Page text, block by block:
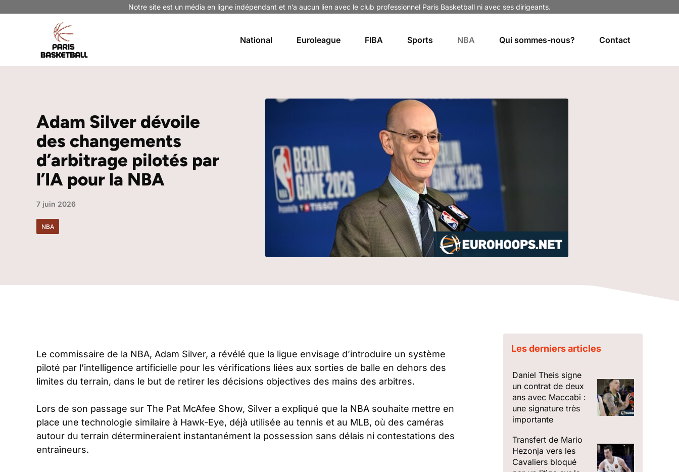
Notre site est un média en ligne indépendant et n’a aucun lien avec le club professionnel Paris Basketball ni avec ses dirigeants.
National Euroleague FIBA Sports NBA Qui sommes-nous? Contact
Adam Silver dévoile
des changements
d’arbitrage pilotés par
l’IA pour la NBA
7 juin 2026
NBA
Le commissaire de la NBA, Adam Silver, a révélé que la ligue envisage d’introduire un système
piloté par l’intelligence artificielle pour les vérifications liées aux sorties de balle en dehors des
limites du terrain, dans le but de retirer les décisions objectives des mains des arbitres.
Lors de son passage sur The Pat McAfee Show, Silver a expliqué que la NBA souhaite mettre en
place une technologie similaire à Hawk-Eye, déjà utilisée au tennis et au MLB, où des caméras
autour du terrain détermineraient instantanément la possession sans délais ni contestations des
entraîneurs.
Les derniers articles
Daniel Theis signe
un contrat de deux
ans avec Maccabi :
une signature très
importante
Transfert de Mario
Hezonja vers les
Cavaliers bloqué